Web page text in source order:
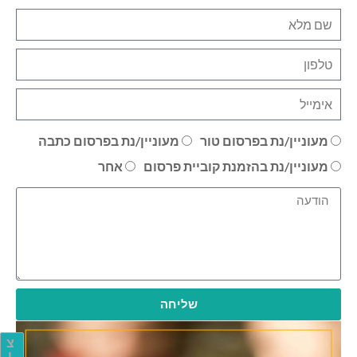
צ
מעוניין/נת בפרסום טור
מעוניין/נת בפרסום כתבה
מעוניין/נת בהזמנת קוביית פרסום
אחר
שליחה